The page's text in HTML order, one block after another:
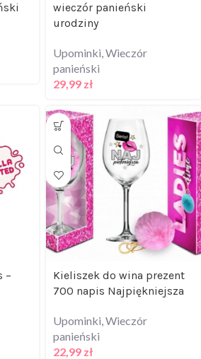
wieczór panieński
urodziny
Upominki,Wieczór
panieński
29,99 zł
–
Kieliszek do wina prezent
700 napis Najpiękniejsza
Upominki,Wieczór
panieński
22,99 zł